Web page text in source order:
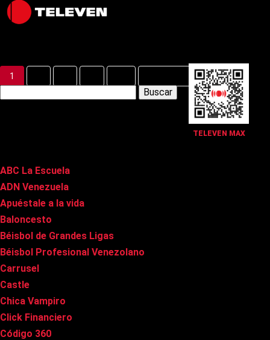
TELEVEN MAX
Latest Posts
1
ABC La Escuela
ADN Venezuela
Apuéstale a la vida
Baloncesto
Béisbol de Grandes Ligas
Béisbol Profesional Venezolano
Carrusel
Castle
Chica Vampiro
Click Financiero
Código 360